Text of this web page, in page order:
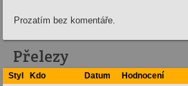
Prozatím bez komentáře.
Přelezy
Styl Kdo Datum Hodnocení